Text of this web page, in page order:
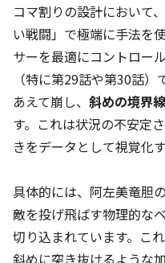
コマ割りの設計において
い戦闘」で極端に手法を
サーを最適にコントロー
（特に第29話や第30話
あえて崩し、 斜めの境界線
す。これは状況の不安定
きをデータとして視覚化
具体的には、阿左美竜胆
敵を投げ飛ばす物理的な
切り込まれています。こ